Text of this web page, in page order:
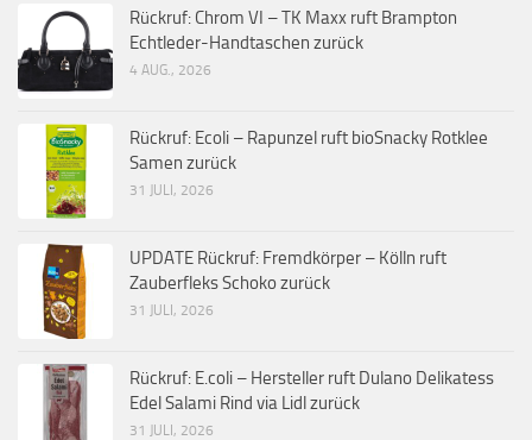
Rückruf: Chrom VI – TK Maxx ruft Brampton
Echtleder-Handtaschen zurück
4 AUG., 2026
Rückruf: Ecoli – Rapunzel ruft bioSnacky Rotklee
Samen zurück
31 JULI, 2026
UPDATE Rückruf: Fremdkörper – Kölln ruft
Zauberfleks Schoko zurück
31 JULI, 2026
Rückruf: E.coli – Hersteller ruft Dulano Delikatess
Edel Salami Rind via Lidl zurück
31 JULI, 2026